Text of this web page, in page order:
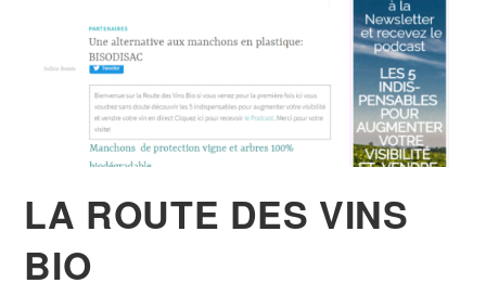
LA ROUTE DES VINS
BIO